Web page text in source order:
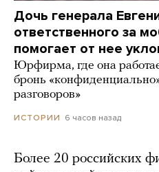
Дочь генерала
ответственного за
помогает от нее
Юрфирма, где она
бронь
разговоров»
ИСТОРИИ 6 часов назад
Более 20 российских